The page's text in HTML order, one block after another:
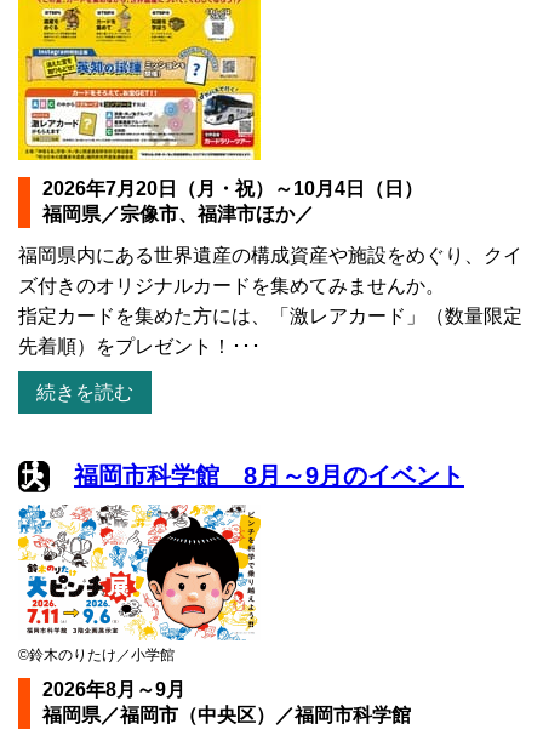
2026年7月20日（月・祝）～10月4日（日）
福岡県／宗像市、福津市ほか／
福岡県内にある世界遺産の構成資産や施設をめぐり、クイ
ズ付きのオリジナルカードを集めてみませんか。
指定カードを集めた方には、「激レアカード」（数量限定
先着順）をプレゼント！･･･
続きを読む
福岡市科学館 8月～9月のイベント
©鈴木のりたけ／小学館
2026年8月～9月
福岡県／福岡市（中央区）／福岡市科学館